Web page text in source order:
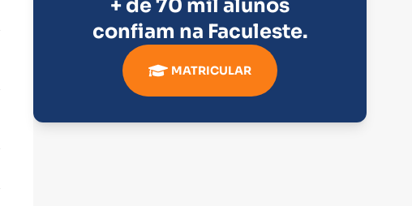
+ de 70 mil alunos
confiam na Faculeste.
MATRICULAR